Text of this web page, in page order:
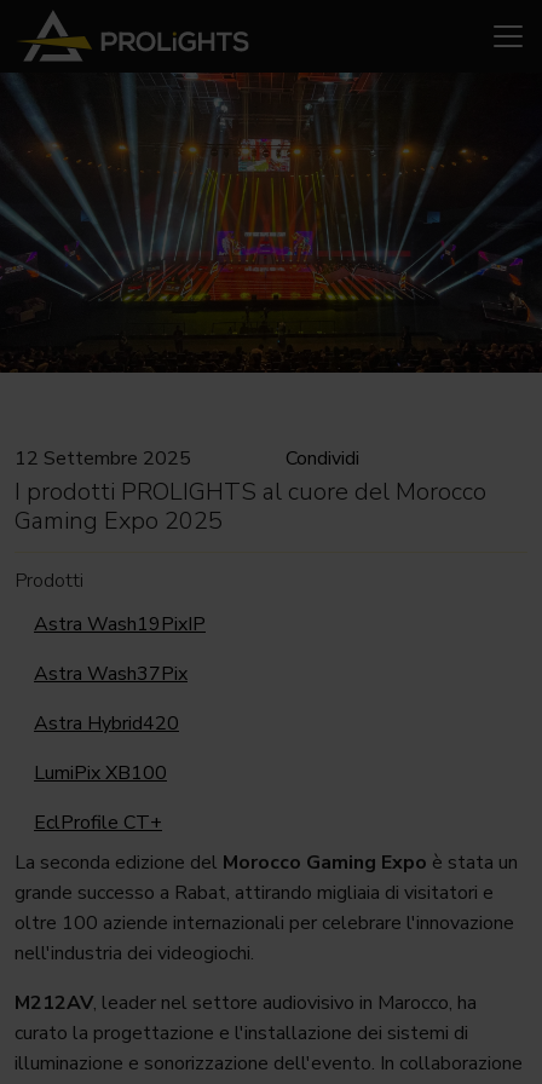
12 Settembre 2025 Condividi
I prodotti PROLIGHTS al cuore del Morocco
Gaming Expo 2025
Prodotti
Astra Wash19PixIP
Astra Wash37Pix
Astra Hybrid420
LumiPix XB100
EclProfile CT+
La seconda edizione del Morocco Gaming Expo è stata un
grande successo a Rabat, attirando migliaia di visitatori e
oltre 100 aziende internazionali per celebrare l'innovazione
nell'industria dei videogiochi.
M212AV, leader nel settore audiovisivo in Marocco, ha
curato la progettazione e l'installazione dei sistemi di
illuminazione e sonorizzazione dell'evento. In collaborazione